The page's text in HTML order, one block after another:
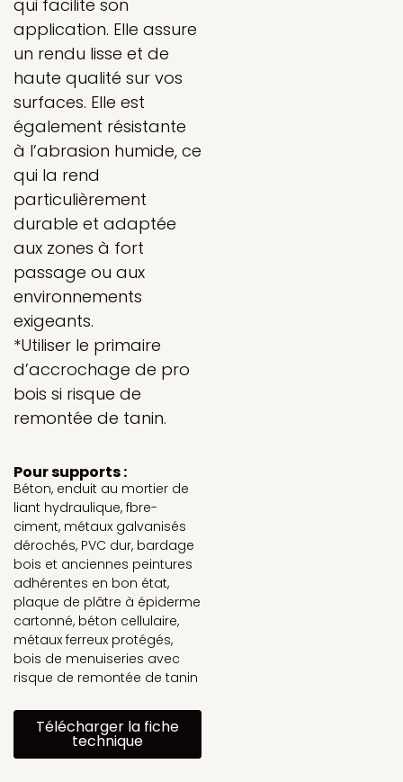
qui facilite son
application. Elle assure
un rendu lisse et de
haute qualité sur vos
surfaces. Elle est
également résistante
à l’abrasion humide, ce
qui la rend
particulièrement
durable et adaptée
aux zones à fort
passage ou aux
environnements
exigeants.
*Utiliser le primaire
d’accrochage de pro
bois si risque de
remontée de tanin.
Pour supports :
Béton, enduit au mortier de
liant hydraulique, fbre-
ciment, métaux galvanisés
dérochés, PVC dur, bardage
bois et anciennes peintures
adhérentes en bon état,
plaque de plâtre à épiderme
cartonné, béton cellulaire,
métaux ferreux protégés,
bois de menuiseries avec
risque de remontée de tanin
Télécharger la fiche
technique